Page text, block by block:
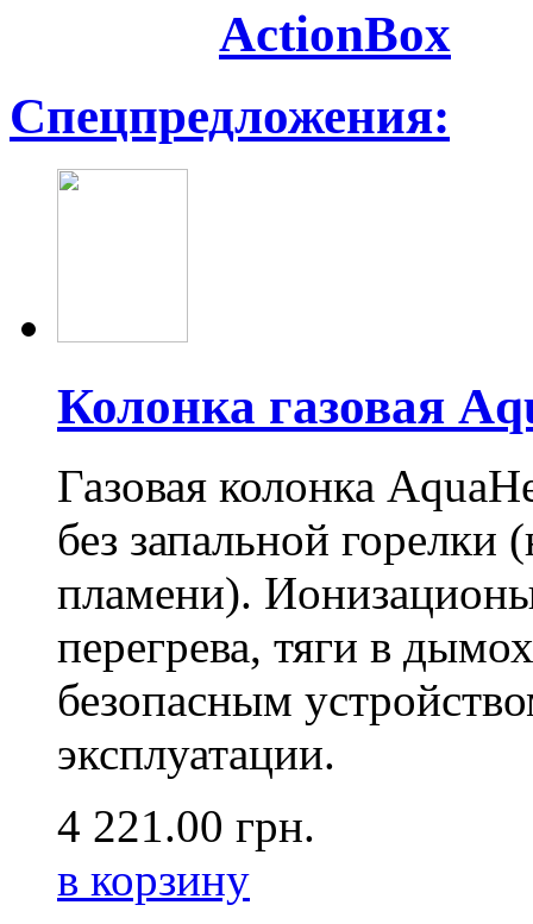
ActionBox
Спецпредложения:
Колонка газовая
Газовая колонка
без запальной горелки
пламени).
перегрева, тяги в
безопасным
эксплуатации.
4 221.00 грн.
в корзину